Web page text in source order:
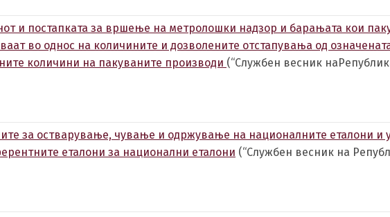
и постапката за вршење на метролошки надзор и барањата кои
во однос на количините и дозволените отстапувања од
количини на пакуваните производи (“Службен весник
за остварување, чување и одржување на националните еталони и
еталони за национални еталони (“Службен весник на